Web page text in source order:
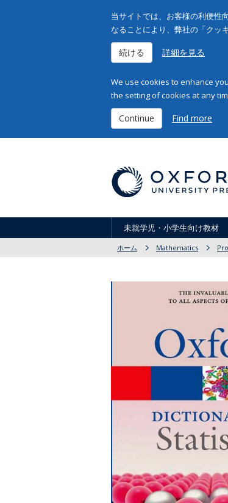
当サイトでは、お客様の利便性
なることにより、弊社の「クッ
続ける 詳細を見る
We use cookies to enhance
the setting of cookies at any
Continue Find more
未就学児・小学生向け教材
ホーム Mathematics